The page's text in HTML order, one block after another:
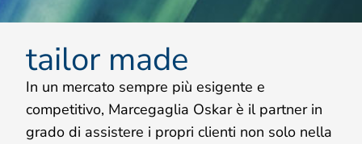
tailor made
In un mercato sempre più esigente e
competitivo, Marcegaglia Oskar è il partner in
grado di assistere i propri clienti non solo nella